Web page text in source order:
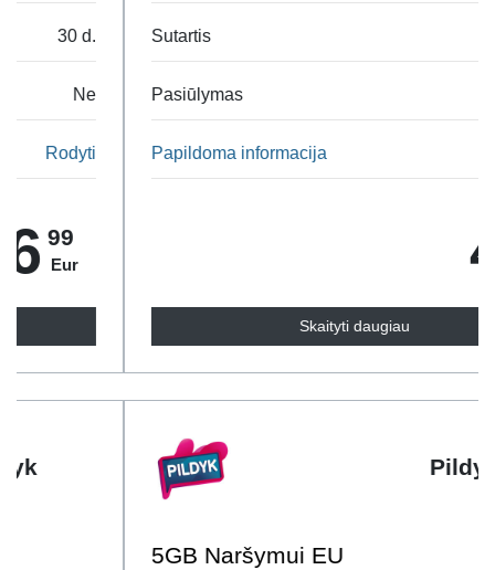
Sutartis
Pasiūlymas
Papildoma informacija
Skaityti daugiau
5GB Naršymui EU